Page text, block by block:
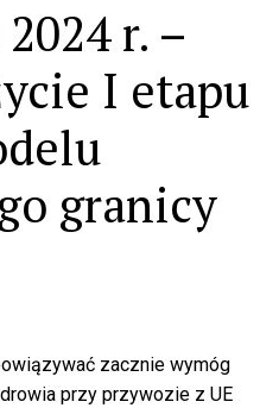
r. –
I etapu
granicy
zacznie wymóg
przy przywozie z UE